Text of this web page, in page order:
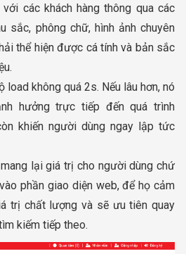
các khách hàng thông qua các
sắc, phông chữ, hình ảnh chuyên
thể hiện được cá tính và bản sắc
load không quá 2s. Nếu lâu hơn, nó
hưởng trực tiếp đến quá trình
khiến người dùng ngay lập tức
lại giá trị cho người dùng chứ
phần giao diện web, để họ cảm
trị chất lượng và sẽ ưu tiên quay
kiếm tiếp theo.